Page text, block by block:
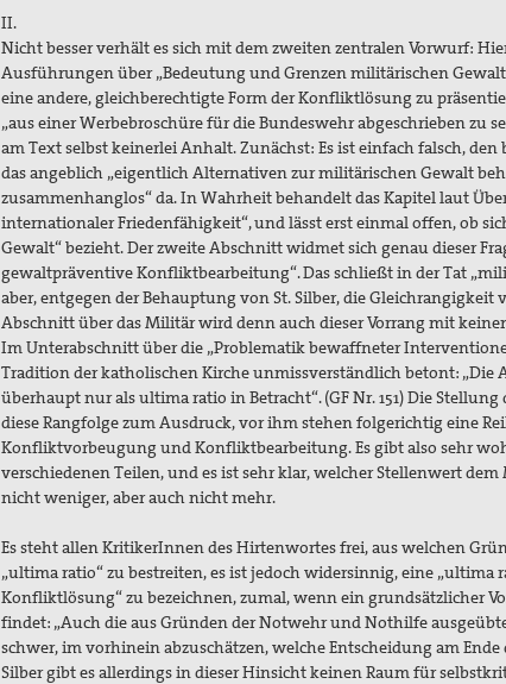
II.
Nicht besser verhält es sich mit dem zweiten zentralen Vorwurf:
Ausführungen über „Bedeutung und Grenzen militärischen
eine andere, gleichberechtigte Form der Konfliktlösung zu
„aus einer Werbebroschüre für die Bundeswehr abgeschrieben zu
am Text selbst keinerlei Anhalt. Zunächst: Es ist einfach falsch,
das angeblich „eigentlich Alternativen zur militärischen Gewalt
zusammenhanglos“ da. In Wahrheit behandelt das Kapitel laut
internationaler Friedenfähigkeit“, und lässt erst einmal offen, ob
Gewalt“ bezieht. Der zweite Abschnitt widmet sich genau dieser
gewaltpräventive Konfliktbearbeitung“. Das schließt in der Tat
aber, entgegen der Behauptung von St. Silber, die
Abschnitt über das Militär wird denn auch dieser Vorrang mit
Im Unterabschnitt über die „Problematik bewaffneter
Tradition der katholischen Kirche unmissverständlich betont:
überhaupt nur als ultima ratio in Betracht“. (GF Nr. 151) Die
diese Rangfolge zum Ausdruck, vor ihm stehen folgerichtig eine
Konfliktvorbeugung und Konfliktbearbeitung. Es gibt also sehr
verschiedenen Teilen, und es ist sehr klar, welcher Stellenwert
nicht weniger, aber auch nicht mehr.
Es steht allen KritikerInnen des Hirtenwortes frei, aus welchen
„ultima ratio“ zu bestreiten, es ist jedoch widersinnig, eine „ultima
Konfliktlösung“ zu bezeichnen, zumal, wenn ein grundsätzlicher
findet: „Auch die aus Gründen der Notwehr und Nothilfe
schwer, im vorhinein abzuschätzen, welche Entscheidung am Ende
Silber gibt es allerdings in dieser Hinsicht keinen Raum für